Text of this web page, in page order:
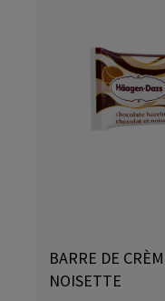
BARRE DE
NOISETTE